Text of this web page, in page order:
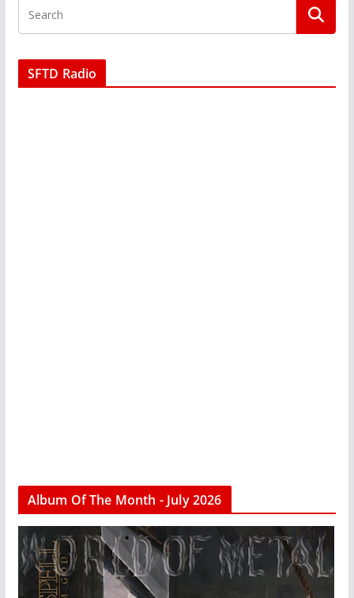
SFTD Radio
Album Of The Month - July 2026